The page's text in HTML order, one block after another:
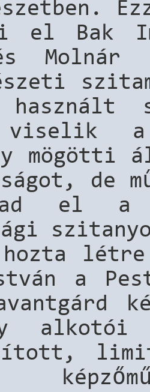
el Bak
Molnár
viselik
mögötti
de
el a
hozta
a